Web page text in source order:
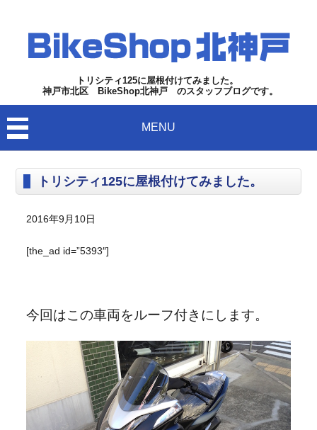
トリシティ125に屋根付けてみました。
神戸市北区 BikeShop北神戸 のスタッフブログです。
MENU
トリシティ125に屋根付けてみました。
2016年9月10日
[the_ad id=”5393″]
今回はこの車両をルーフ付きにします。